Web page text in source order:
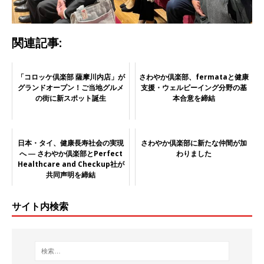
関連記事:
「コロッケ倶楽部 薩摩川内店」が
グランドオープン！ご当地グルメ
の街に新スポット誕生
さわやか倶楽部、fermataと健康
支援・ウェルビーイング分野の基
本合意を締結
日本・タイ、健康長寿社会の実現
へ ― さわやか倶楽部とPerfect
Healthcare and Checkup社が
共同声明を締結
さわやか倶楽部に新たな仲間が加
わりました
サイト内検索